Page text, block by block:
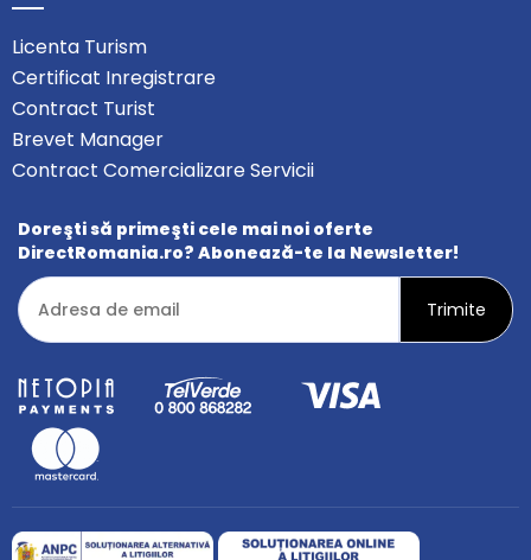
Licenta Turism
Certificat Inregistrare
Contract Turist
Brevet Manager
Contract Comercializare Servicii
Doreşti să primeşti cele mai noi oferte
DirectRomania.ro? Abonează-te la Newsletter!